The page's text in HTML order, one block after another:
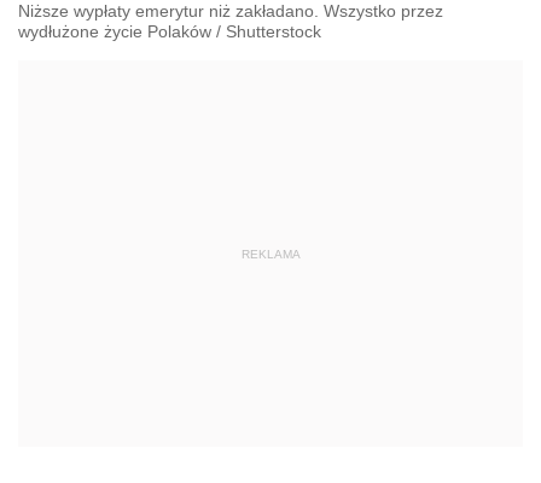
Niższe wypłaty emerytur niż zakładano. Wszystko przez
wydłużone życie Polaków / Shutterstock